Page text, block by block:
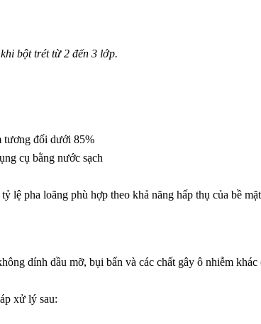
bột trét từ 2 đến 3 lớp.
tương đối dưới 85%
cụ bằng nước sạch
pha loãng phù hợp theo khả năng hấp thụ của bề
dính dầu mỡ, bụi bẩn và các chất gây ô nhiễm
xử lý sau: